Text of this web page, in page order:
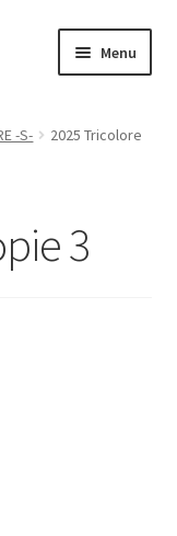
Menu
-S-
2025 Tricolore
3